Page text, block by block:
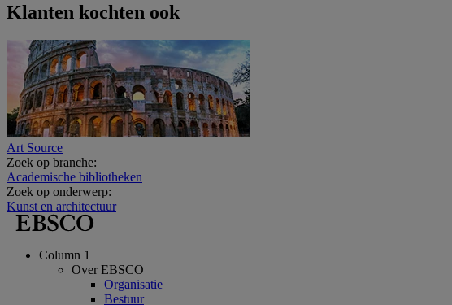
Klanten kochten ook
Art Source
Zoek op branche:
Academische bibliotheken
Zoek op onderwerp:
Kunst en architectuur
Column 1
Over EBSCO
Organisatie
Bestuur